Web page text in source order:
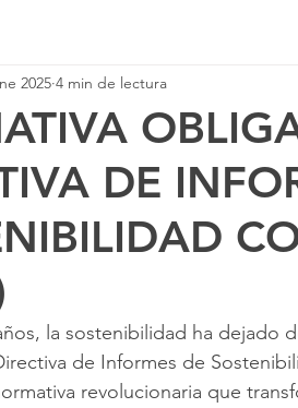
DE
2025 4 min de lectura
la sostenibilidad ha dejado
de Informes de
revolucionaria que